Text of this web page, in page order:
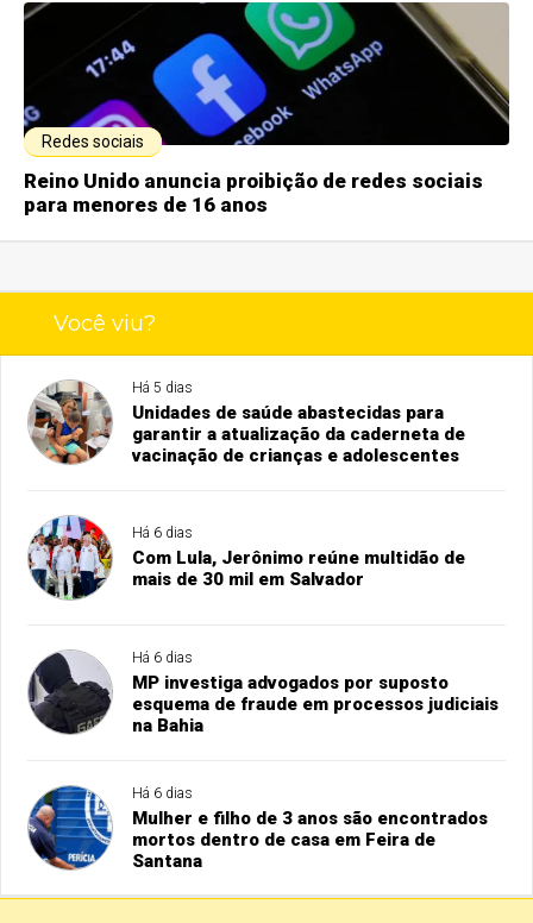
Redes sociais
Reino Unido anuncia proibição de redes sociais
para menores de 16 anos
Você viu?
Há 5 dias
Unidades de saúde abastecidas para
garantir a atualização da caderneta de
vacinação de crianças e adolescentes
Há 6 dias
Com Lula, Jerônimo reúne multidão de
mais de 30 mil em Salvador
Há 6 dias
MP investiga advogados por suposto
esquema de fraude em processos judiciais
na Bahia
Há 6 dias
Mulher e filho de 3 anos são encontrados
mortos dentro de casa em Feira de
Santana